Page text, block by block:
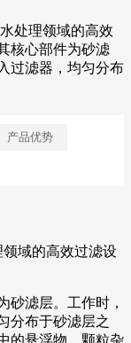
处理领域的高效
核心部件为砂滤
过滤器，均匀分布
产品优势
域的高效过滤设
砂滤层。工作时，
分布于砂滤层之
的悬浮物、颗粒杂